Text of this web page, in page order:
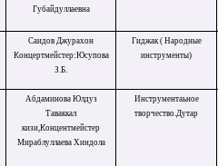
Губайдуллаевна
Саидов Джурахон
Концертмейстер:Юсупова
З.Б.
Гиджак ( Народные
инструменты)
Абдаминова Юлдуз
Таваккал
кизи,Концентмейстер
Мираблуллаева Хиндола
Инструментаьное
творчество.Дутар